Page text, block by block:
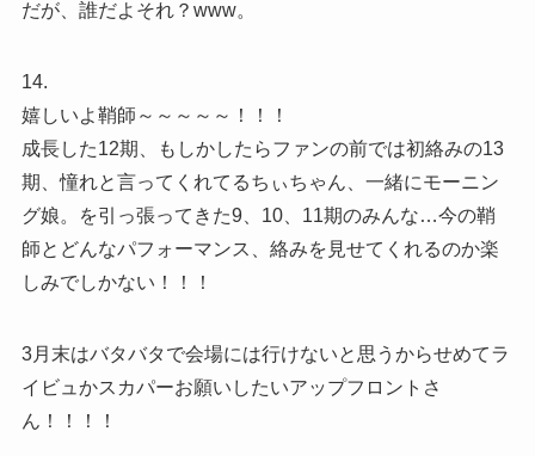
だが、誰だよそれ？www。
14.
嬉しいよ鞘師～～～～～！！！
成長した12期、もしかしたらファンの前では初絡みの13
期、憧れと言ってくれてるちぃちゃん、一緒にモーニン
グ娘。を引っ張ってきた9、10、11期のみんな…今の鞘
師とどんなパフォーマンス、絡みを見せてくれるのか楽
しみでしかない！！！
3月末はバタバタで会場には行けないと思うからせめてラ
イビュかスカパーお願いしたいアップフロントさ
ん！！！！